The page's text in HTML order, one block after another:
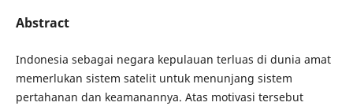
Abstract
Indonesia sebagai negara kepulauan terluas di dunia amat
memerlukan sistem satelit untuk menunjang sistem
pertahanan dan keamanannya. Atas motivasi tersebut